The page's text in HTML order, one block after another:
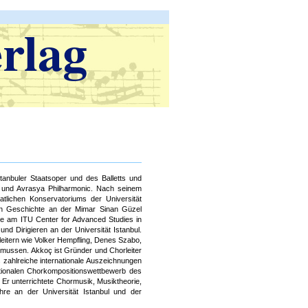
Staatsoper und des Balletts und
Avrasya Philharmonic. Nach seinem
Konservatoriums der Universität
Geschichte an der Mimar Sinan Güzel
am ITU Center for Advanced Studies in
Dirigieren an der Universität Istanbul.
wie Volker Hempfling, Denes Szabo,
Akkoç ist Gründer und Chorleiter
internationale Auszeichnungen
Chorkompositionswettbewerb des
unterrichtete Chormusik, Musiktheorie,
an der Universität Istanbul und der